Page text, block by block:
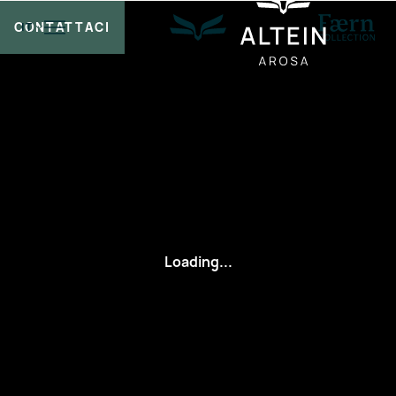
IT
CONTATTACI
Loading...